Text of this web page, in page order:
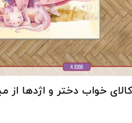
خواب دختر و اژدها از